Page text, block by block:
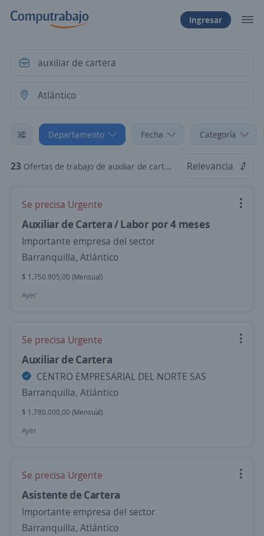
Ingresar
Departamento Fecha Categoría
23 Ofertas de trabajo de auxiliar de cartera en Atlántico Relevancia
Se precisa Urgente
Auxiliar de Cartera / Labor por 4 meses
Importante empresa del sector
Barranquilla, Atlántico
$ 1.750.905,00 (Mensual)
Ayer
Se precisa Urgente
Auxiliar de Cartera
CENTRO EMPRESARIAL DEL NORTE SAS
Barranquilla, Atlántico
$ 1.780.000,00 (Mensual)
Ayer
Se precisa Urgente
Asistente de Cartera
Importante empresa del sector
Barranquilla, Atlántico